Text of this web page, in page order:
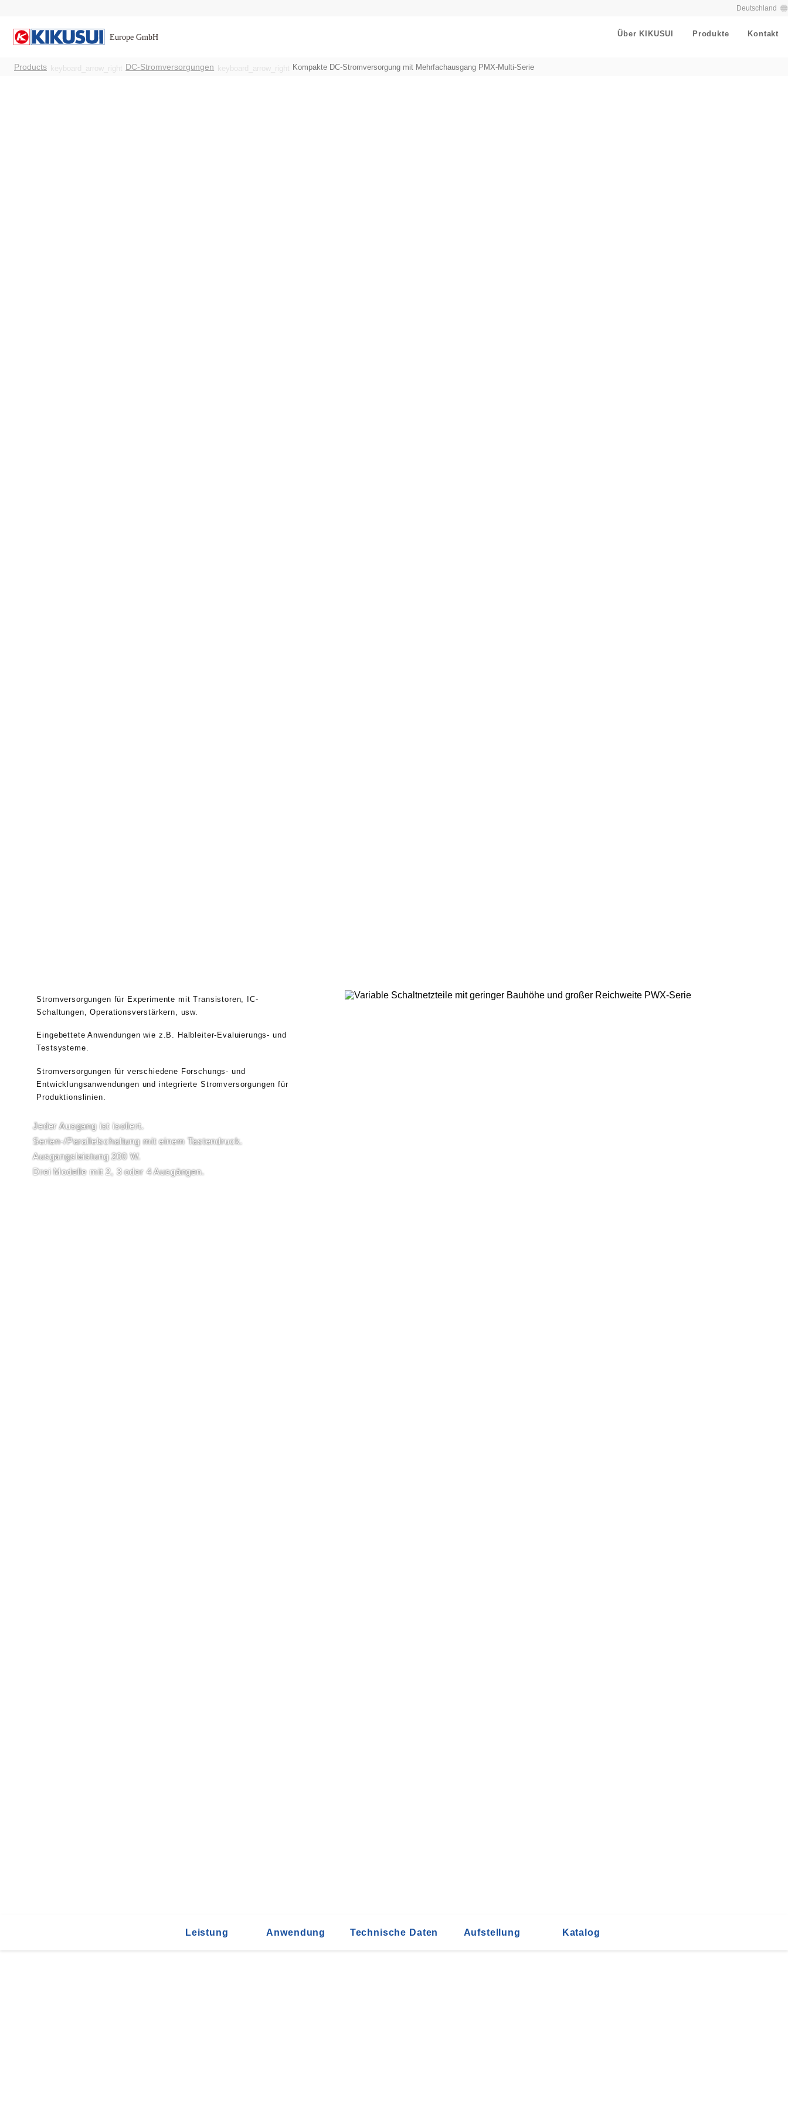
Deutschland
Über KIKUSUI Produkte Kontakt
Products keyboard_arrow_right DC-Stromversorgungen keyboard_arrow_right Kompakte DC-Stromversorgung mit Mehrfachausgang PMX-Multi-Serie
Stromversorgungen für Experimente mit Transistoren, IC-
Schaltungen, Operationsverstärkern, usw.
Eingebettete Anwendungen wie z.B. Halbleiter-Evaluierungs- und
Testsysteme.
Stromversorgungen für verschiedene Forschungs- und
Entwicklungsanwendungen und integrierte Stromversorgungen für
Produktionslinien.
Jeder Ausgang ist isoliert.
Serien-/Parallelschaltung mit einem Tastendruck.
Ausgangsleistung 200 W.
Drei Modelle mit 2, 3 oder 4 Ausgängen.
Leistung Anwendung Technische Daten Aufstellung Katalog